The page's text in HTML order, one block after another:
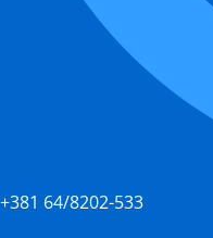
+381 64/8202-533